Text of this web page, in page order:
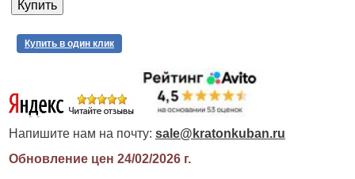
Купить в один клик
Напишите нам на почту: sale@kratonkuban.ru
Обновление цен 24/02/2026г.